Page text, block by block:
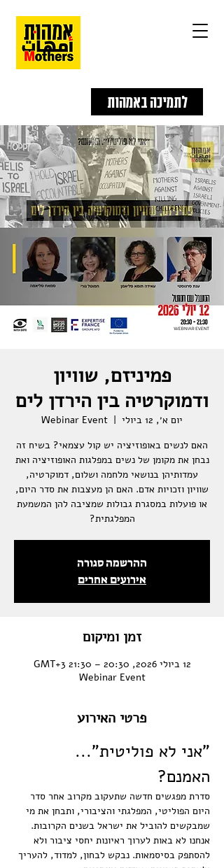
לתמיכה באמהות
פמיניזם, שוויון
ודמוקרטיה בין הירדן לים
יום א׳, 12 ביולי
  |
Webinar Event
האם לנשים באופוזיציה יש קול עצמאי? בשיח זה
נבחן את מקומן של נשים במפלגות האופוזיציה ואת
עמדותיהן בנושאי מלחמה ושלום, דמוקרטיה,
שוויון וזכויות אדם. האם הן מעצבות את סדר היום,
או פועלות במסגרת גבולות שמציבה להן המשמעת
המפלגתית?
ההרשמה סגורה
אירועים אחרים
זמן ומיקום
12 ביולי 2026, 20:30 – 21:30 GMT‎+3‎
Webinar Event
פרטי האירוע
"אני לא פוליטית"...
האמנם?
סדרת מפגשים חדשה שתעקוב מקרוב אחר סדר
היום הפוליטי, המפלגתי והציבורי, ותבחן את מי
שמבקשים להוביל את ישראל בשנים הקרובות.
אנחנו לא באות לערוך ראיונות יחסי ציבור ולא
להסתפק בסיסמאות. נבקש לבחון, למדוד, להעריך